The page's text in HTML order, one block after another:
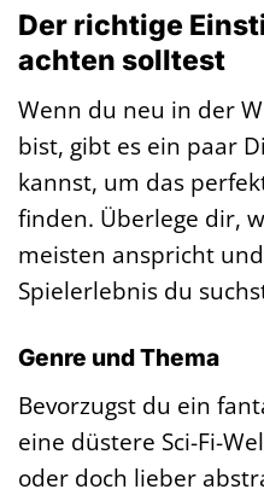
Der richtige
achten solltest
Wenn du neu in der
bist, gibt es ein paar
kannst, um das
finden. Überlege dir,
meisten anspricht
Spielerlebnis du
Genre und Thema
Bevorzugst du ein
eine düstere Sci-Fi-
oder doch lieber